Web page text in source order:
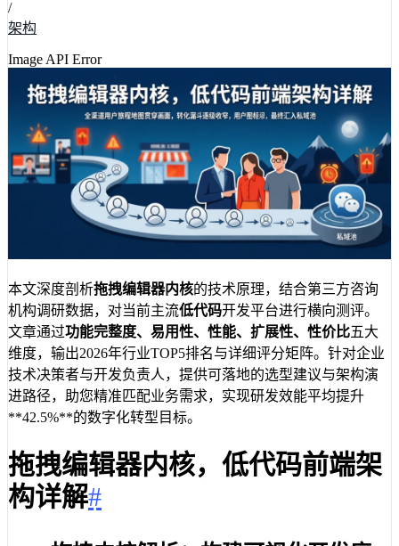
/
架构
Image API Error
本文深度剖析拖拽编辑器内核的技术原理，结合第三方咨询
机构调研数据，对当前主流低代码开发平台进行横向测评。
文章通过功能完整度、易用性、性能、扩展性、性价比五大
维度，输出2026年行业TOP5排名与详细评分矩阵。针对企业
技术决策者与开发负责人，提供可落地的选型建议与架构演
进路径，助您精准匹配业务需求，实现研发效能平均提升
**42.5%**的数字化转型目标。
拖拽编辑器内核，低代码前端架
构详解#